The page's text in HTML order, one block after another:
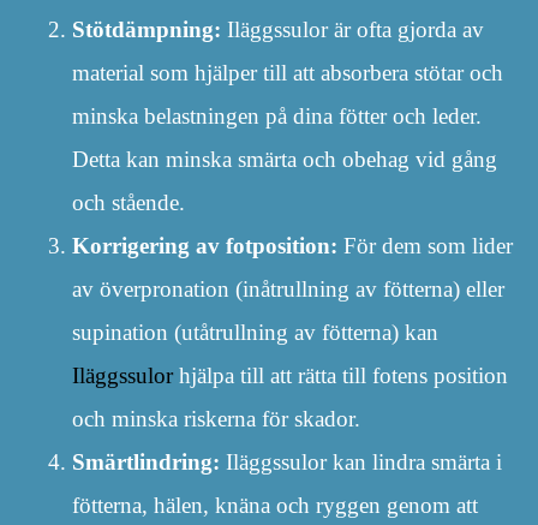
Stötdämpning: Iläggssulor är ofta gjorda av
material som hjälper till att absorbera stötar och
minska belastningen på dina fötter och leder.
Detta kan minska smärta och obehag vid gång
och stående.
Korrigering av fotposition: För dem som lider
av överpronation (inåtrullning av fötterna) eller
supination (utåtrullning av fötterna) kan
Iläggssulorhjälpa till att rätta till fotens position
och minska riskerna för skador.
Smärtlindring: Iläggssulor kan lindra smärta i
fötterna, hälen, knäna och ryggen genom att